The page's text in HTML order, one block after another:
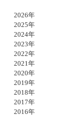
2026年
2025年
2024年
2023年
2022年
2021年
2020年
2019年
2018年
2017年
2016年